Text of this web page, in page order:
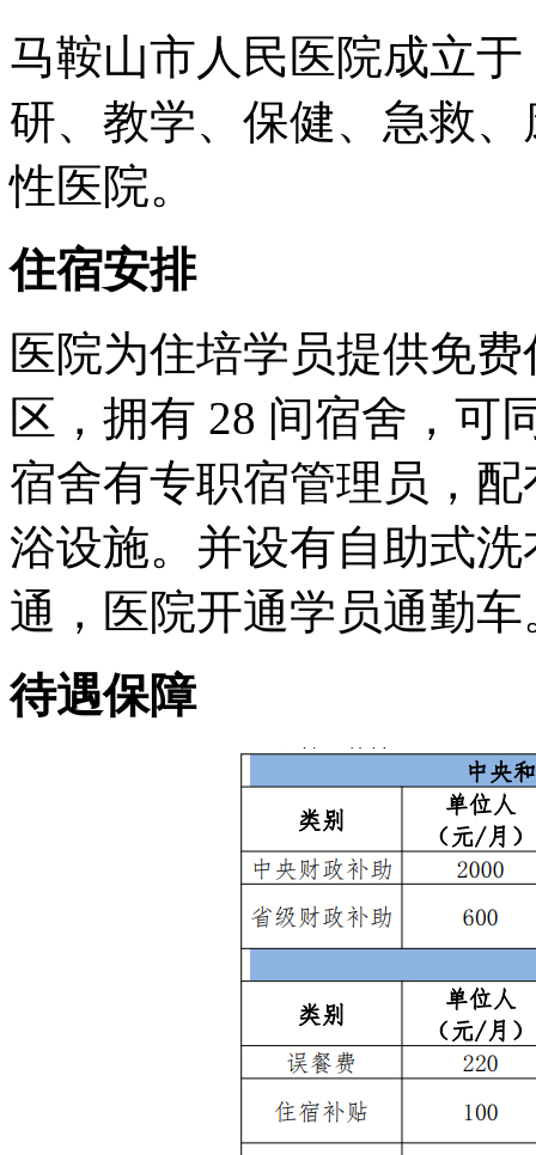
马鞍山市人民医院成立
研、教学、保健、急救
性医院。
住宿安排
医院为住培学员提供免
区，拥有 28 间宿舍，可
宿舍有专职宿管理员，
浴设施。并设有自助式
通，医院开通学员通勤车
待遇保障